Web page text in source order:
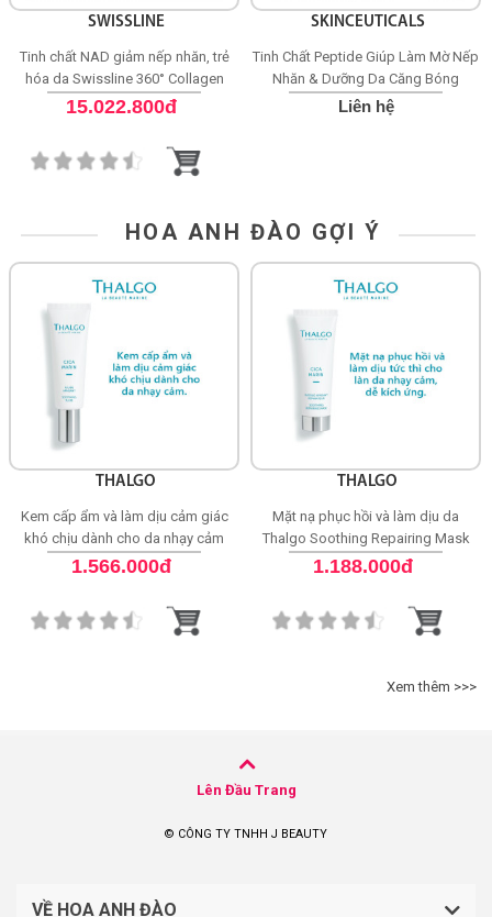
SWISSLINE
Tinh chất NAD giảm nếp nhăn, trẻ
hóa da Swissline 360° Collagen
Night Concentrate
15.022.800đ
SKINCEUTICALS
Tinh Chất Peptide Giúp Làm Mờ Nếp
Nhăn & Dưỡng Da Căng Bóng
SkinCeuticals P-TIOX
Liên hệ
HOA ANH ĐÀO GỢI Ý
THALGO
Kem cấp ẩm và làm dịu cảm giác
khó chịu dành cho da nhạy cảm
Thalgo Soothing Fluid
1.566.000đ
THALGO
Mặt nạ phục hồi và làm dịu da
Thalgo Soothing Repairing Mask
1.188.000đ
Xem thêm >>>
Lên Đầu Trang
© CÔNG TY TNHH J BEAUTY
VỀ HOA ANH ĐÀO